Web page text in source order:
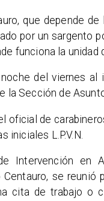
que depende
por un sargento
funciona la
del viernes
la Sección de
oficial de
iniciales L.P.V.N.
Intervención en
se
cita de trabajo o